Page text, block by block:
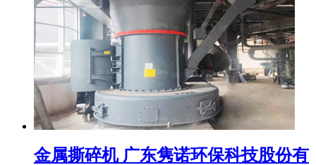
金属撕碎机 广东隽诺环保科技股份有